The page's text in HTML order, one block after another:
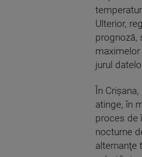
Ulterior,
prognoză,
jurul
În
atinge, în
proces de
nocturne
alternanţe